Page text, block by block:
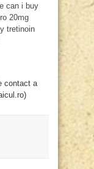
can i buy
20mg
tretinoin
contact a